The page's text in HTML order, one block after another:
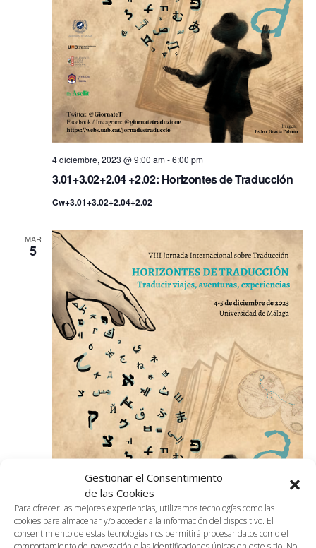
Gestionar el Consentimiento
de las Cookies
Para ofrecer las mejores experiencias, utilizamos tecnologías como las
cookies para almacenar y/o acceder a la información del dispositivo. El
consentimiento de estas tecnologías nos permitirá procesar datos como el
3.01+3.02+2.04 +2.02: Horizontes de Traducción
4 diciembre, 2023 @ 9:00 am-6:00 pm
Cw+3.01+3.02+2.04+2.02
MAR
5